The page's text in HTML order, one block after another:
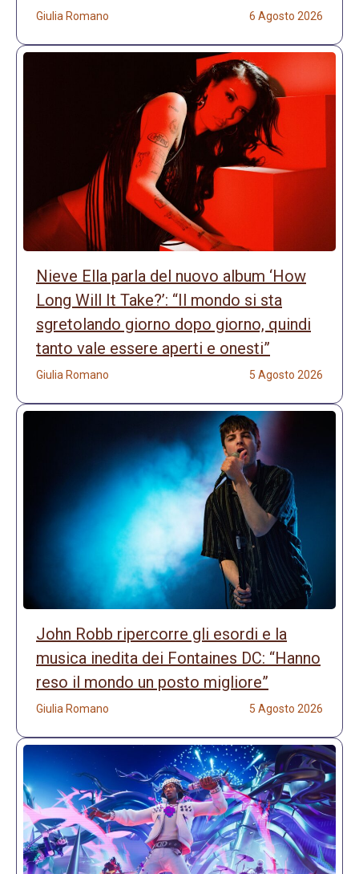
Giulia Romano 6 Agosto 2026
Nieve Ella parla del nuovo album ‘How
Long Will It Take?’: “Il mondo si sta
sgretolando giorno dopo giorno, quindi
tanto vale essere aperti e onesti”
Giulia Romano 5 Agosto 2026
John Robb ripercorre gli esordi e la
musica inedita dei Fontaines DC: “Hanno
reso il mondo un posto migliore”
Giulia Romano 5 Agosto 2026